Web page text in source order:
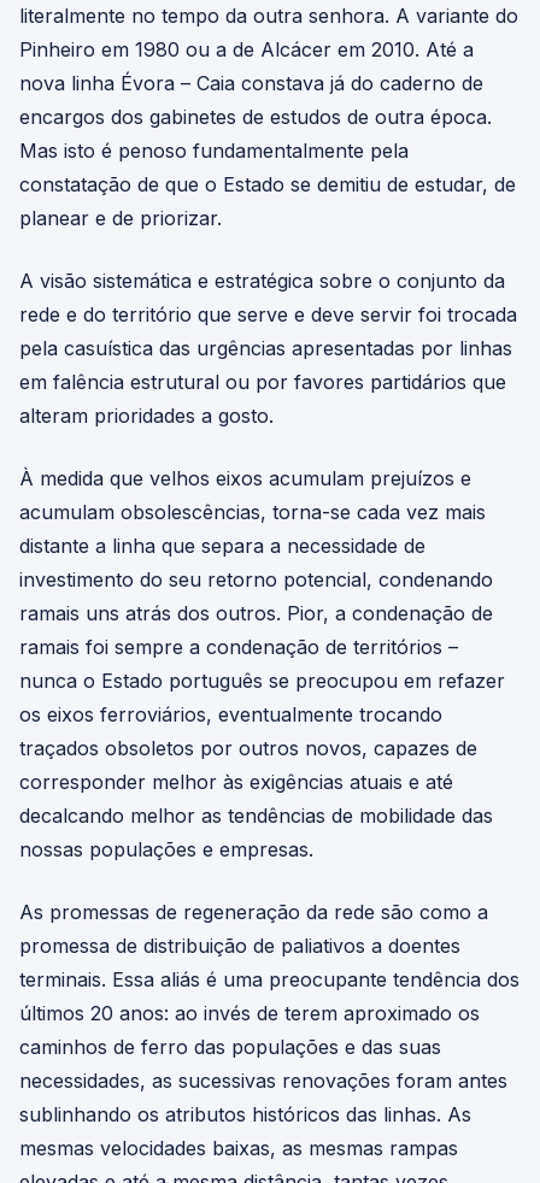
literalmente no tempo da outra senhora. A variante do
Pinheiro em 1980 ou a de Alcácer em 2010. Até a
nova linha Évora – Caia constava já do caderno de
encargos dos gabinetes de estudos de outra época.
Mas isto é penoso fundamentalmente pela
constatação de que o Estado se demitiu de estudar, de
planear e de priorizar.
A visão sistemática e estratégica sobre o conjunto da
rede e do território que serve e deve servir foi trocada
pela casuística das urgências apresentadas por linhas
em falência estrutural ou por favores partidários que
alteram prioridades a gosto.
À medida que velhos eixos acumulam prejuízos e
acumulam obsolescências, torna-se cada vez mais
distante a linha que separa a necessidade de
investimento do seu retorno potencial, condenando
ramais uns atrás dos outros. Pior, a condenação de
ramais foi sempre a condenação de territórios –
nunca o Estado português se preocupou em refazer
os eixos ferroviários, eventualmente trocando
traçados obsoletos por outros novos, capazes de
corresponder melhor às exigências atuais e até
decalcando melhor as tendências de mobilidade das
nossas populações e empresas.
As promessas de regeneração da rede são como a
promessa de distribuição de paliativos a doentes
terminais. Essa aliás é uma preocupante tendência dos
últimos 20 anos: ao invés de terem aproximado os
caminhos de ferro das populações e das suas
necessidades, as sucessivas renovações foram antes
sublinhando os atributos históricos das linhas. As
mesmas velocidades baixas, as mesmas rampas